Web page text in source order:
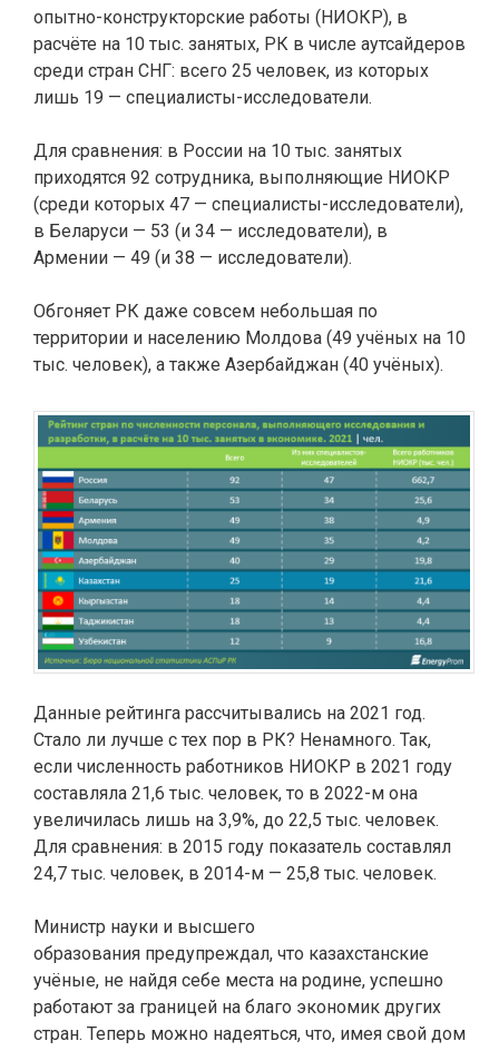
опытно-конструкторские работы (НИОКР), в
расчёте на 10 тыс. занятых, РК в числе аутсайдеров
среди стран СНГ: всего 25 человек, из которых
лишь 19 — специалисты-исследователи.
Для сравнения: в России на 10 тыс. занятых
приходятся 92 сотрудника, выполняющие НИОКР
(среди которых 47 — специалисты-исследователи),
в Беларуси — 53 (и 34 — исследователи), в
Армении — 49 (и 38 — исследователи).
Обгоняет РК даже совсем небольшая по
территории и населению Молдова (49 учёных на 10
тыс. человек), а также Азербайджан (40 учёных).
Данные рейтинга рассчитывались на 2021 год.
Стало ли лучше с тех пор в РК? Ненамного. Так,
если численность работников НИОКР в 2021 году
составляла 21,6 тыс. человек, то в 2022-м она
увеличилась лишь на 3,9%, до 22,5 тыс. человек.
Для сравнения: в 2015 году показатель составлял
24,7 тыс. человек, в 2014-м — 25,8 тыс. человек.
Министр науки и высшего
образования предупреждал, что казахстанские
учёные, не найдя себе места на родине, успешно
работают за границей на благо экономик других
стран. Теперь можно надеяться, что, имея свой дом